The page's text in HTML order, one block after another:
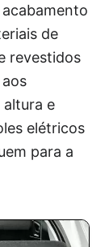
de
revestidos
altura e
elétricos
para a